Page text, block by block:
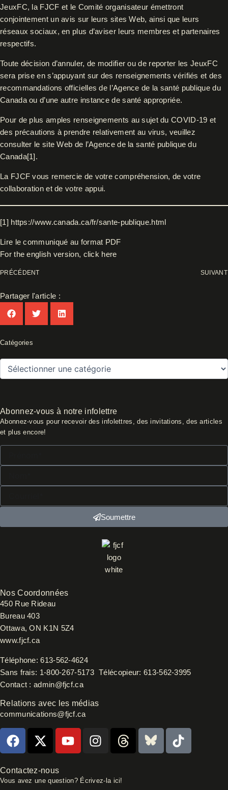
JeuxFC, la FJCF et le Comité organisateur émettront
conjointement un avis sur leurs sites Web, ainsi que leurs
réseaux sociaux, en plus d’aviser leurs membres et partenaires
respectifs.
Toute décision d’annuler, de modifier ou de reporter les JeuxFC
sera prise en s’appuyant sur des renseignements vérifiés et des
recommandations officielles de l’Agence de la santé publique du
Canada ou d’une autre instance de santé appropriée.
Pour de plus amples renseignements au sujet du COVID-19 et
des précautions à prendre relativement au virus, veuillez
consulter le site Web de l’Agence de la santé publique du
Canada[1] .
La FJCF vous remercie de votre compréhension, de votre
collaboration et de votre appui.
[1] https://www.canada.ca/fr/sante-publique.html
Lire le communiqué au format PDF
For the english version, click here
PRÉCÉDENT SUIVANT
Partager l'article :
Catégories
Catégories
Abonnez-vous à notre infolettre
Abonnez-vous pour recevoir des infolettres, des invitations, des articles
et plus encore!
Soumettre
Nos Coordonnées
450 Rue Rideau
Bureau 403
Ottawa, ON K1N 5Z4
www.fjcf.ca
Téléphone:613-562-4624
Sans frais: 1-800-267-5173Télécopieur:613-562-3995
Contact : admin@fjcf.ca
Relations avec les médias
communications@fjcf.ca
F
a
e
b
X
-
w
i
Y
o
u
I
n
a
T
h
B
l
T
i
Contactez-nous
Vous avez une question? Écrivez-la ici!